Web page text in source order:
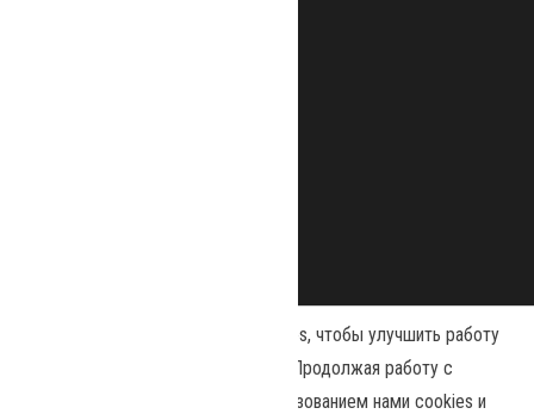
Наш сайт использует файлы cookies, чтобы улучшить работу
и повысить эффективность сайта. Продолжая работу с
сайтом, вы соглашаетесь с использованием нами cookies и